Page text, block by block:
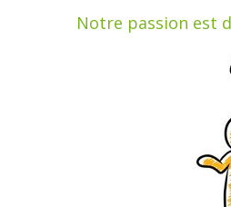
Notre passion est